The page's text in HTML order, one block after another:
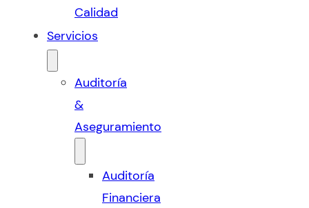
Calidad
Servicios
Auditoría
&
Aseguramiento
Auditoría
Financiera